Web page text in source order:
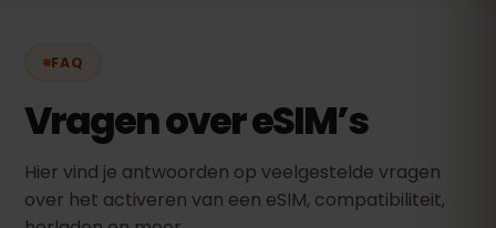
FAQ
Vragen over eSIM’s
Hier vind je antwoorden op veelgestelde vragen
over het activeren van een eSIM, compatibiliteit,